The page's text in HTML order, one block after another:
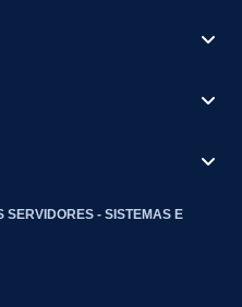
SERVIDORES - SISTEMAS E